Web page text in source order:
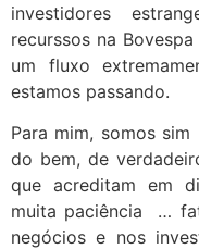
investidores
recurssos na
um fluxo
estamos passando.
Para mim, somos
do bem, de
que acreditam em
muita paciência …
negócios e nos